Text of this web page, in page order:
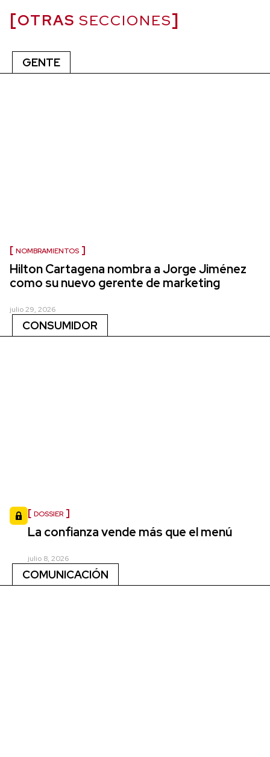
OTRAS SECCIONES
GENTE
NOMBRAMIENTOS
Hilton Cartagena nombra a Jorge Jiménez
como su nuevo gerente de marketing
julio 29, 2026
CONSUMIDOR
DOSSIER
La confianza vende más que el menú
julio 8, 2026
COMUNICACIÓN